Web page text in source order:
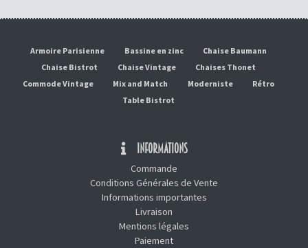
Armoire Parisienne Bassine en zinc
Chaise Baumann
Chaise Bistrot
Chaise Vintage
Chaises Thonet
Commode Vintage
Mix and Match Moderniste
Rétro
Table Bistrot
INFORMATIONS
Commande
Conditions Générales de Vente
Informations importantes
Livraison
Mentions légales
Paiement